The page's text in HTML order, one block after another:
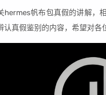
hermes帆布包真假的讲解，
认真假鉴别的内容，希望对各